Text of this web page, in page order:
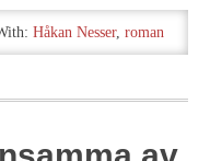
Håkan Nesser, roman